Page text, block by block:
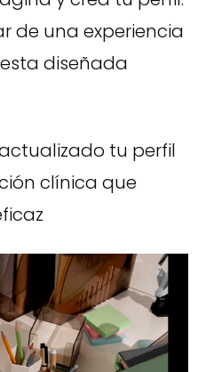
de una experiencia
diseñada
tu perfil
clínica que